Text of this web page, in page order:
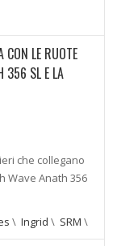
CON LE RUOTE
356 SL E LA
che collegano
Wave Anath 356
\ Ingrid \ SRM \